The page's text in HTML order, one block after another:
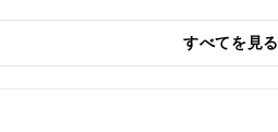
した
すべてを見る